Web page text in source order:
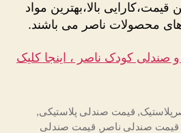
قیمت،کارایی بالا،بهترین مواد
محصولات ناصر می باشند.
صندلی کودک ناصر ، اینجا کلیک
, قیمت صندلی پلاستیکی,
قیمت صندلی ناصر , قیمت صندلی